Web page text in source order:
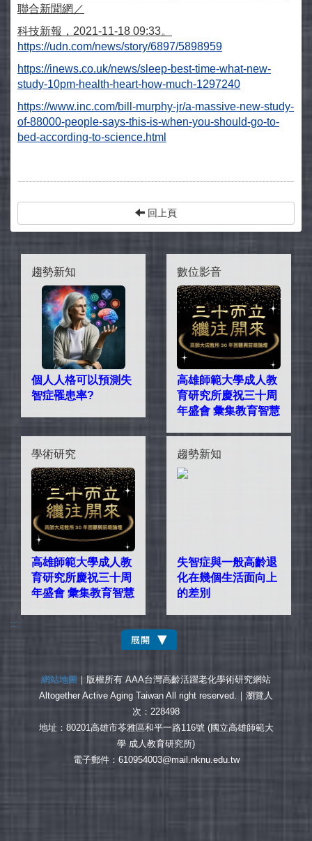
聯合新聞網／
科技新報， 2021-11-18 09:33。
https://udn.com/news/story/6897/5898959
https://inews.co.uk/news/sleep-best-time-what-new-
study-10pm-health-heart-how-much-1297240
https://www.inc.com/bill-murphy-jr/a-massive-new-study-
of-88000-people-says-this-is-when-you-should-go-to-
bed-according-to-science.html
回上頁
趨勢新知
個人人格可以預測失
智症罹患率?
數位影音
高雄師範大學成人教
育研究所慶祝三十周
年盛會 彙集教育智慧
學術研究
高雄師範大學成人教
育研究所慶祝三十周
年盛會 彙集教育智慧
趨勢新知
失智症與一般高齡退
化在幾個生活面向上
的差別
:::
網站地圖 ｜版權所有 AAA台灣高齡活躍老化學術研究網站
Altogether Active Aging Taiwan All right reserved.｜ 瀏覽人
次：228498
地址：80201高雄市苓雅區和平一路116號 (國立高雄師範大
學 成人教育研究所)
電子郵件：610954003@mail.nknu.edu.tw